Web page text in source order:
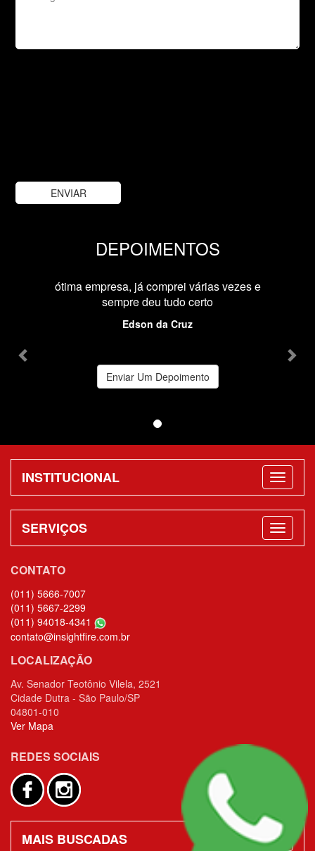
DEPOIMENTOS
ótima empresa, já comprei várias vezes e
sempre deu tudo certo
Edson da Cruz
Enviar Um Depoimento
INSTITUCIONAL
SERVIÇOS
CONTATO
(011) 5666-7007
(011) 5667-2299
(011) 94018-4341
contato@insightfire.com.br
LOCALIZAÇÃO
Av. Senador Teotônio Vilela, 2521
Cidade Dutra - São Paulo/SP
04801-010
Ver Mapa
REDES SOCIAIS
MAIS BUSCADAS